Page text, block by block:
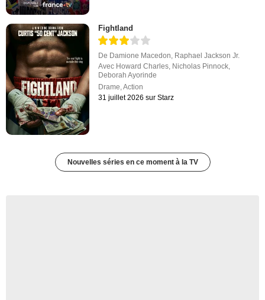
Fightland
De Damione Macedon Raphael Jackson Jr.
Avec Howard Charles Nicholas Pinnock
Deborah Ayorinde
Drame ,Action
31 juillet 2026 sur Starz
Nouvelles séries en ce moment à la TV